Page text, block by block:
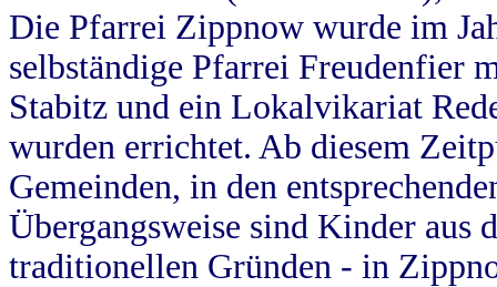
Die Pfarrei Zippnow wurde im
selbständige Pfarrei Freudenfier
Stabitz und ein Lokalvikariat
wurden errichtet. Ab diesem
Gemeinden, in den
Übergangsweise sind Kinder aus
traditionellen Gründen - in